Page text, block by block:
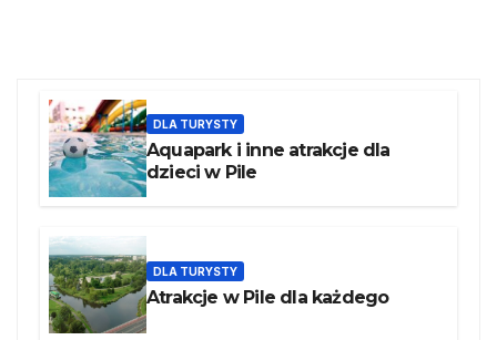
DLA TURYSTY
Aquapark i inne atrakcje dla
dzieci w Pile
DLA TURYSTY
Atrakcje w Pile dla każdego